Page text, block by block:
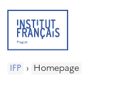
IFP › Homepage